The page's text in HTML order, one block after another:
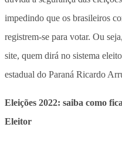
impedindo que os brasileiros
registrem-se para votar. Ou
site, quem dirá no sistema
estadual do Paraná Ricardo
Eleições 2022: saiba como
Eleitor